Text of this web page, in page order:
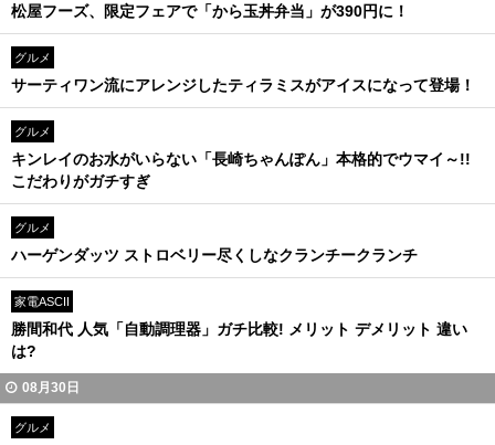
松屋フーズ、限定フェアで「から玉丼弁当」が390円に！
グルメ
サーティワン流にアレンジしたティラミスがアイスになって登場！
グルメ
キンレイのお水がいらない「長崎ちゃんぽん」本格的でウマイ～!!
こだわりがガチすぎ
グルメ
ハーゲンダッツ ストロベリー尽くしなクランチークランチ
家電ASCII
勝間和代 人気「自動調理器」ガチ比較! メリット デメリット 違い
は?
08月30日
グルメ